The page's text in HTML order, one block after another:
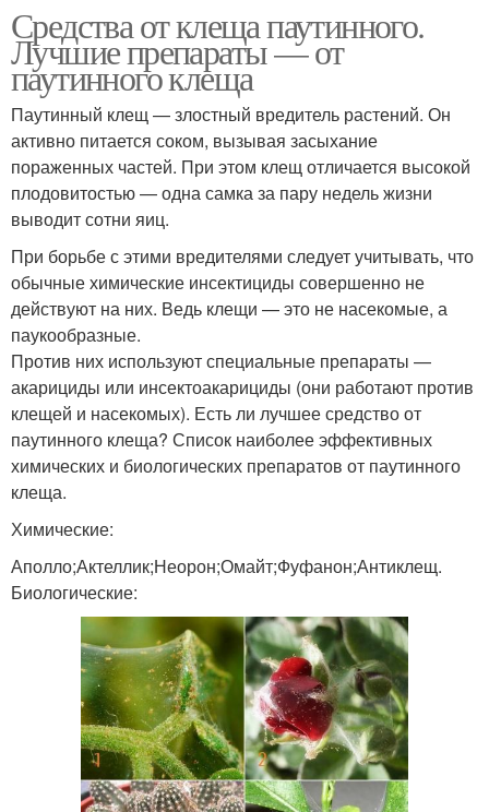
Средства от клеща паутинного.
Лучшие препараты — от
паутинного клеща
Паутинный клещ — злостный вредитель растений. Он
активно питается соком, вызывая засыхание
пораженных частей. При этом клещ отличается высокой
плодовитостью — одна самка за пару недель жизни
выводит сотни яиц.
При борьбе с этими вредителями следует учитывать, что
обычные химические инсектициды совершенно не
действуют на них. Ведь клещи — это не насекомые, а
паукообразные.
Против них используют специальные препараты —
акарициды или инсектоакарициды (они работают против
клещей и насекомых). Есть ли лучшее средство от
паутинного клеща? Список наиболее эффективных
химических и биологических препаратов от паутинного
клеща.
Химические:
Аполло;Актеллик;Неорон;Омайт;Фуфанон;Антиклещ.
Биологические: